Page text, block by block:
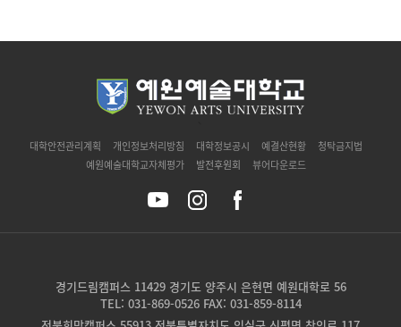
대학안전관리계획 개인정보처리방침 대학정보공시 예결산현황
청탁금지법
예원예술대학교자체평가
발전후원회 뷰어다운로드
경기드림캠퍼스 11429 경기도 양주시 은현면 예원대학로 56
TEL: 031-869-0526 FAX: 031-859-8114